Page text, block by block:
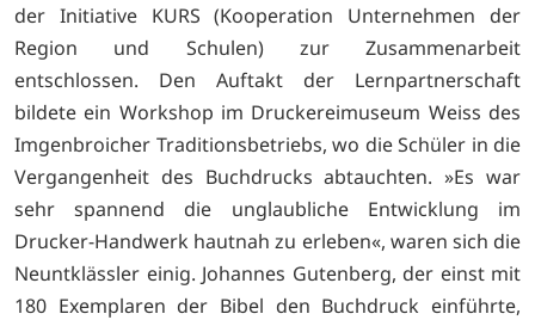
der Initiative KURS (Kooperation Unternehmen der
Region und Schulen) zur Zusammenarbeit
entschlossen. Den Auftakt der Lernpartnerschaft
bildete ein Workshop im Druckereimuseum Weiss des
Imgenbroicher Traditionsbetriebs, wo die Schüler in die
Vergangenheit des Buchdrucks abtauchten. »Es war
sehr spannend die unglaubliche Entwicklung im
Drucker-Handwerk hautnah zu erleben«, waren sich die
Neuntklässler einig. Johannes Gutenberg, der einst mit
180 Exemplaren der Bibel den Buchdruck einführte,